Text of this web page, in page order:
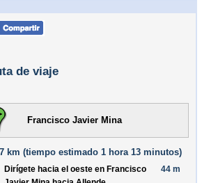
de viaje
Francisco Javier Mina
km (tiempo estimado 1 hora 13 minutos)
Dirígete hacia el oeste en Francisco
44 m